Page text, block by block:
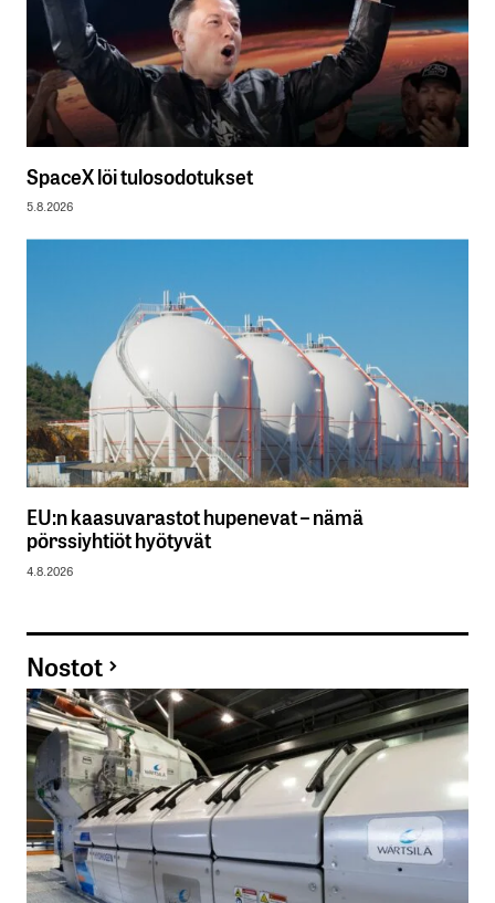
SpaceX löi tulosodotukset
5.8.2026
EU:n kaasuvarastot hupenevat – nämä
pörssiyhtiöt hyötyvät
4.8.2026
Nostot